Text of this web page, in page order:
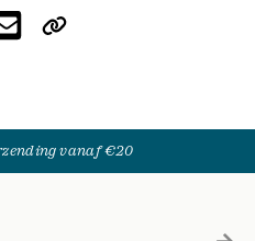
vanaf €20